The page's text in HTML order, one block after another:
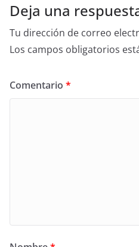
Deja una
Tu dirección de correo
Los campos obligatorios
Comentario *